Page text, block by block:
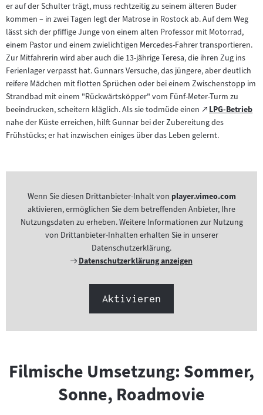
er auf der Schulter trägt, muss rechtzeitig zu seinem älteren Buder
kommen – in zwei Tagen legt der Matrose in Rostock ab. Auf dem Weg
lässt sich der pfiffige Junge von einem alten Professor mit Motorrad,
einem Pastor und einem zwielichtigen Mercedes-Fahrer transportieren.
Zur Mitfahrerin wird aber auch die 13-jährige Teresa, die ihren Zug ins
Ferienlager verpasst hat. Gunnars Versuche, das jüngere, aber deutlich
reifere Mädchen mit flotten Sprüchen oder bei einem Zwischenstopp im
Strandbad mit einem "Rückwärtsköpper" vom Fünf-Meter-Turm zu
beeindrucken, scheitern kläglich. Als sie todmüde einen
Zum
externen
Inhalt:
LPG-Betrieb
(öffnet
im
neuen
nahe der Küste erreichen, hilft Gunnar bei der Zubereitung des
Frühstücks; er hat inzwischen einiges über das Leben gelernt.
Wenn Sie diesen Drittanbieter-Inhalt von player.vimeo.com
aktivieren, ermöglichen Sie dem betreffenden Anbieter, Ihre
Nutzungsdaten zu erheben. Weitere Informationen zur Nutzung
von Drittanbieter-Inhalten erhalten Sie in unserer
Datenschutzerklärung.
Externer
Datenschutzerklärung anzeigen
Aktivieren
Filmische Umsetzung: Sommer,
Sonne, Roadmovie